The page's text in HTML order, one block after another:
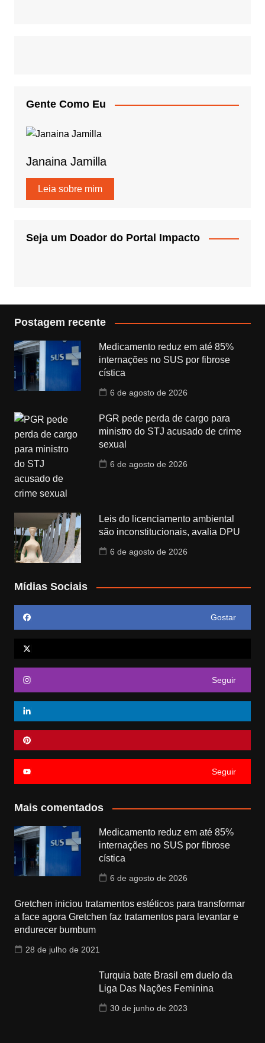
Gente Como Eu
Janaina Jamilla
Leia sobre mim
Seja um Doador do Portal Impacto
Postagem recente
Medicamento reduz em até 85%
internações no SUS por fibrose
cística
6 de agosto de 2026
PGR pede perda de cargo para
ministro do STJ acusado de crime
sexual
6 de agosto de 2026
Leis do licenciamento ambiental
são inconstitucionais, avalia DPU
6 de agosto de 2026
Mídias Sociais
Gostar
Seguir
Seguir
Mais comentados
Medicamento reduz em até 85%
internações no SUS por fibrose
cística
6 de agosto de 2026
Gretchen iniciou tratamentos estéticos para transformar
a face agora Gretchen faz tratamentos para levantar e
endurecer bumbum
28 de julho de 2021
Turquia bate Brasil em duelo da
Liga Das Nações Feminina
30 de junho de 2023